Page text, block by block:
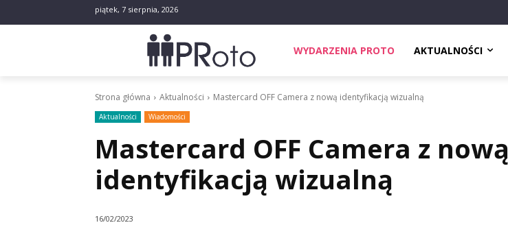
piątek, 7 sierpnia, 2026
WYDARZENIA PROTO AKTUALNOŚCI
Strona główna Aktualności Mastercard OFF Camera z nową identyfikacją wizualną
Aktualności Wiadomości
Mastercard OFF Camera z nową
identyfikacją wizualną
16/02/2023